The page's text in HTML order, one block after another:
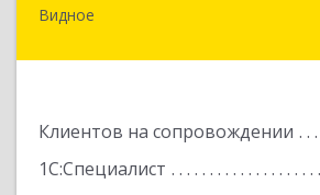
Видное
Клиентов на сопровождении
1С:Специалист